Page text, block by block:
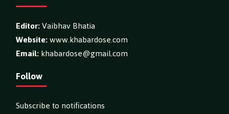
Editor:Vaibhav Bhatia
Website:www.khabardose.com
Email:khabardose@gmail.com
Follow
Subscribe to notifications